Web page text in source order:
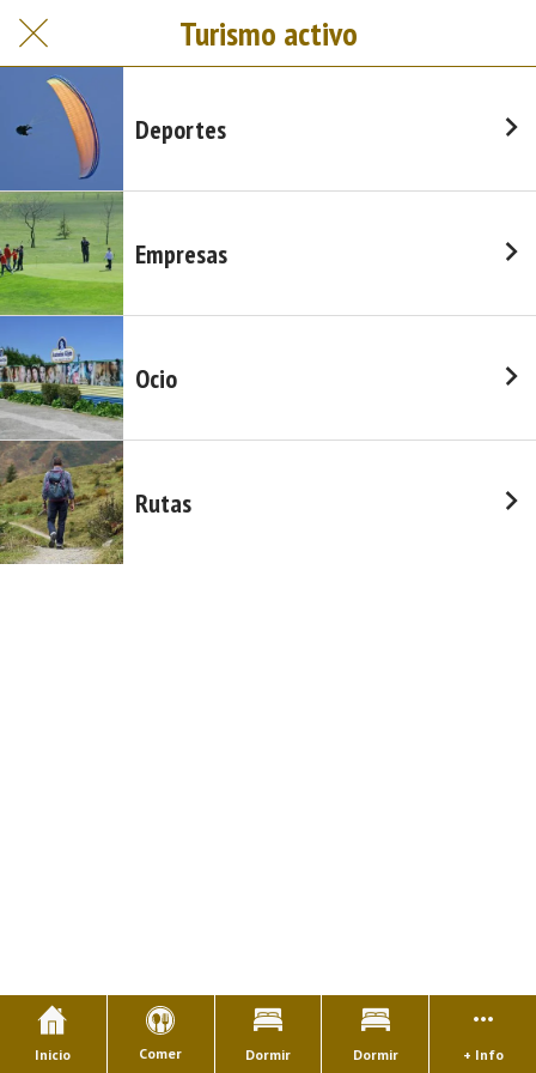
Turismo activo
Deportes
Empresas
Ocio
Rutas
Inicio Comer Dormir Dormir + Info